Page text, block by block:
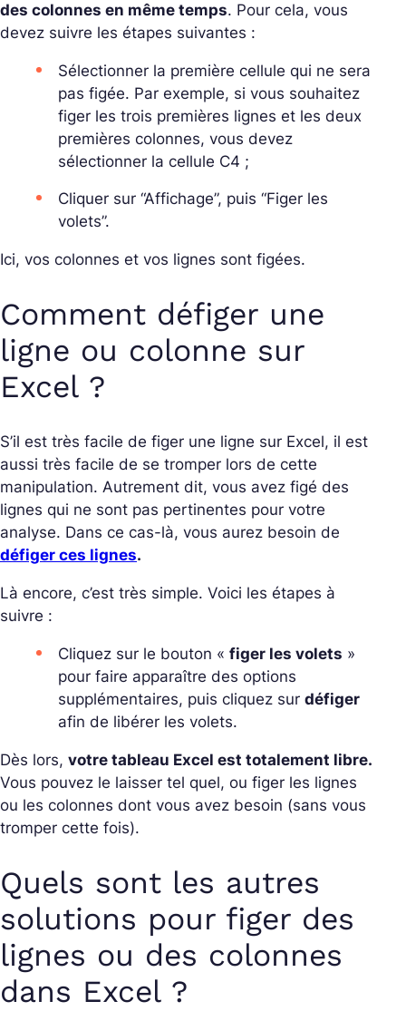
des colonnes en même temps. Pour cela, vous
devez suivre les étapes suivantes :
Sélectionner la première cellule qui ne sera
pas figée. Par exemple, si vous souhaitez
figer les trois premières lignes et les deux
premières colonnes, vous devez
sélectionner la cellule C4 ;
Cliquer sur “Affichage”, puis “Figer les
volets”.
Ici, vos colonnes et vos lignes sont figées.
Comment défiger une
ligne ou colonne sur
Excel ?
S’il est très facile de figer une ligne sur Excel, il est
aussi très facile de se tromper lors de cette
manipulation. Autrement dit, vous avez figé des
lignes qui ne sont pas pertinentes pour votre
analyse. Dans ce cas-là, vous aurez besoin de
défiger ces lignes.
Là encore, c’est très simple. Voici les étapes à
suivre :
Cliquez sur le bouton « figer les volets »
pour faire apparaître des options
supplémentaires, puis cliquez sur défiger
afin de libérer les volets.
Dès lors, votre tableau Excel est totalement libre.
Vous pouvez le laisser tel quel, ou figer les lignes
ou les colonnes dont vous avez besoin (sans vous
tromper cette fois).
Quels sont les autres
solutions pour figer des
lignes ou des colonnes
dans Excel ?